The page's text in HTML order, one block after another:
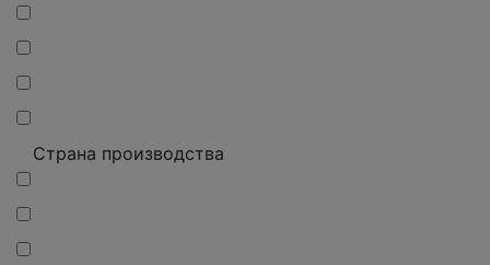
Страна производства